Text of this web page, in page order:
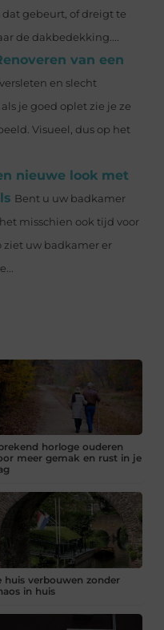
gebeurt, of dreigt te
de dakbedekking....
van een
en slecht
je goed oplet zie je ze
Visueel, dus op het
nieuwe look met
Bent u uw badkamer
misschien ook tijd voor
ziet uw badkamer er
horloge ouderen
meer gemak en rust in je
huis verbouwen zonder
in huis